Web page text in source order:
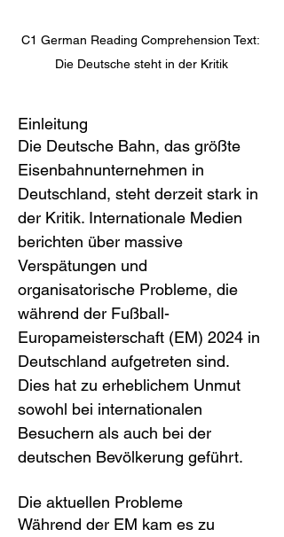
C1 German Reading Comprehension Text:
Die Deutsche steht in der Kritik
Einleitung
Die Deutsche Bahn, das größte
Eisenbahnunternehmen in
Deutschland, steht derzeit stark in
der Kritik. Internationale Medien
berichten über massive
Verspätungen und
organisatorische Probleme, die
während der Fußball-
Europameisterschaft (EM) 2024 in
Deutschland aufgetreten sind.
Dies hat zu erheblichem Unmut
sowohl bei internationalen
Besuchern als auch bei der
deutschen Bevölkerung geführt.
Die aktuellen Probleme
Während der EM kam es zu